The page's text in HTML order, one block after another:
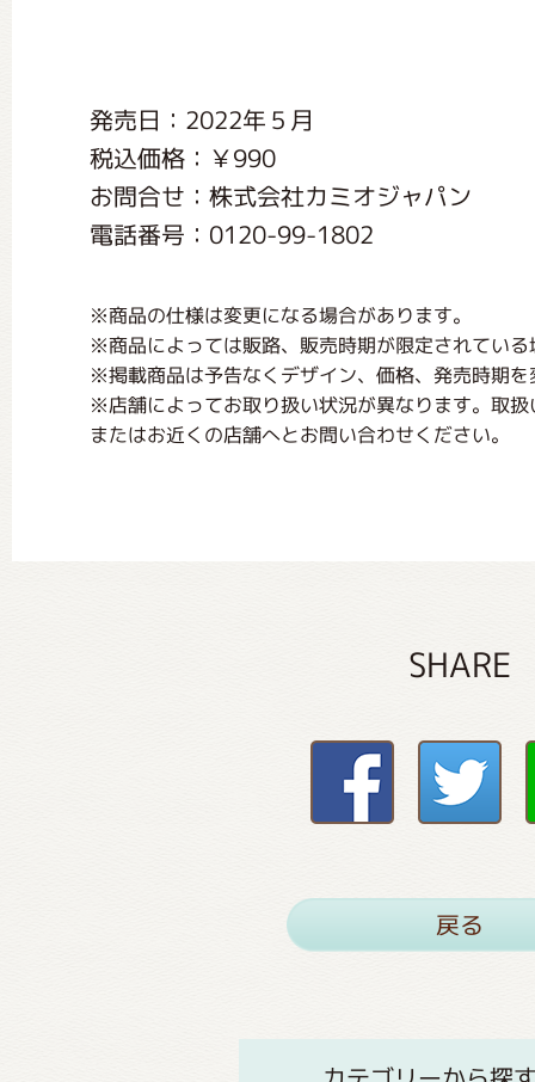
発売日：2022年５月
税込価格：￥990
お問合せ：株式会社カミオジャパン
電話番号：0120-99-1802
※商品の仕様は変更になる場合があります。
※商品によっては販路、販売時期が限定されてい
※掲載商品は予告なくデザイン、価格、発売時期
※店舗によってお取り扱い状況が異なります。取
またはお近くの店舗へとお問い合わせください。
SHARE
戻る
くまのがっこう しょくいんしつ
くまのがっこう 家庭科部